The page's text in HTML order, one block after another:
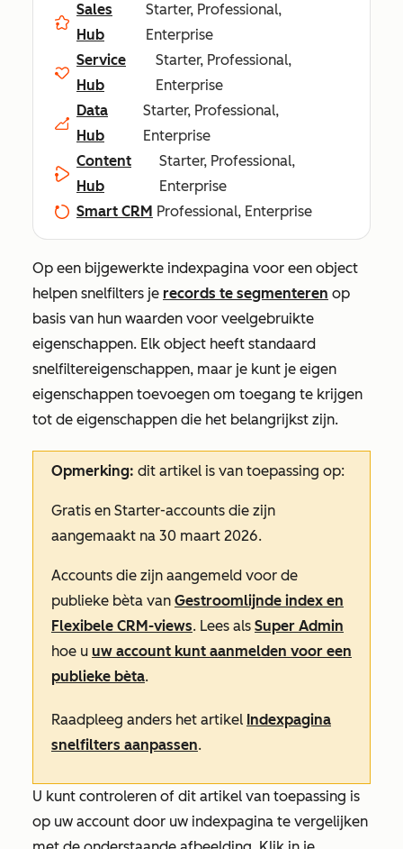
Sales
Hub
Starter, Professional,
Enterprise
Service
Hub
Starter, Professional,
Enterprise
Data
Hub
Starter, Professional,
Enterprise
Content
Hub
Starter, Professional,
Enterprise
Smart CRM Professional, Enterprise
Op een bijgewerkte indexpagina voor een object
helpen snelfilters je records te segmenteren op
basis van hun waarden voor veelgebruikte
eigenschappen. Elk object heeft standaard
snelfiltereigenschappen, maar je kunt je eigen
eigenschappen toevoegen om toegang te krijgen
tot de eigenschappen die het belangrijkst zijn.
Opmerking: dit artikel is van toepassing op:
Gratis en Starter-accounts die zijn
aangemaakt na 30 maart 2026.
Accounts die zijn aangemeld voor de
publieke bèta van Gestroomlijnde index en
Flexibele CRM-views. Lees als Super Admin
hoe u uw account kunt aanmelden voor een
publieke bèta.
Raadpleeg anders het artikel Indexpagina
snelfilters aanpassen.
U kunt controleren of dit artikel van toepassing is
op uw account door uw indexpagina te vergelijken